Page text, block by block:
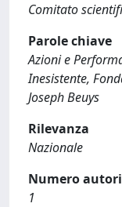
Comitato
Parole chiave
Azioni e
Inesistente,
Joseph Beuys
Rilevanza
Nazionale
Numero autori
1